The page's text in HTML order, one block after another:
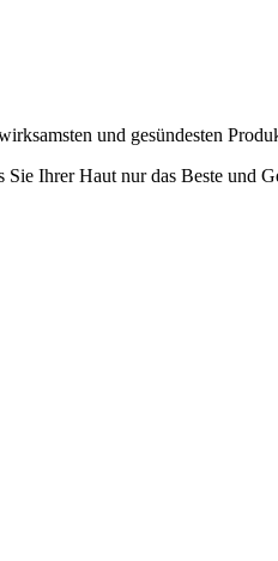
und gesündesten
Ihrer Haut nur das Beste und